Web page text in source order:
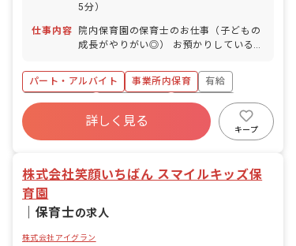
5分）
仕事内容
院内保育園の保育士のお仕事（子どもの
成長がやりがい◎） お預かりしている子
食事・睡眠・排泄・清潔・衣類の着脱等
・集団生活を通じた社会性の装着 ・行事
の計画・実行、お知らせの作成
パート・アルバイト 事業所内保育
有給
福利厚生充実
産休育休制度
未経験歓迎
WEB面接OK
詳しく見る
キープ
株式会社笑顔いちばん スマイルキッズ保
育園
保育士の求人
株式会社アイグラン